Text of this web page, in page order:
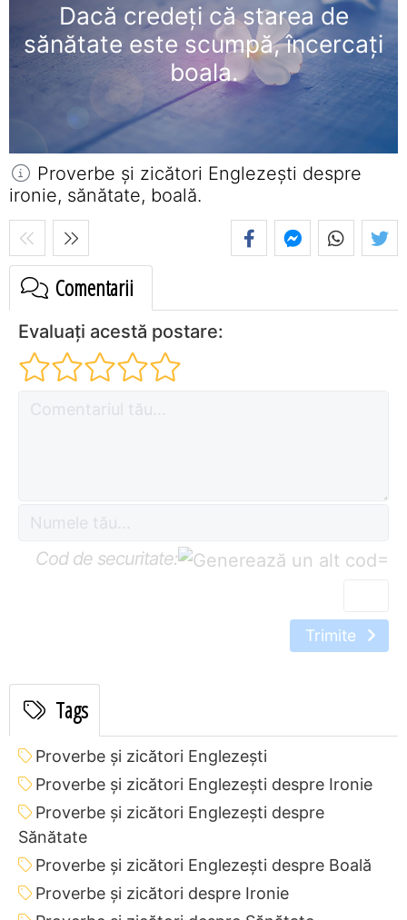
Dacă credeți că starea de
sănătate este scumpă, încercați
boala.
Proverbe și zicători Englezeşti despre
ironie, sănătate, boală.
Comentarii
Evaluați acestă postare:
Cod de securitate: =
Trimite
Tags
Proverbe și zicători Englezeşti
Proverbe și zicători Englezeşti despre Ironie
Proverbe și zicători Englezeşti despre
Sănătate
Proverbe și zicători Englezeşti despre Boală
Proverbe și zicători despre Ironie